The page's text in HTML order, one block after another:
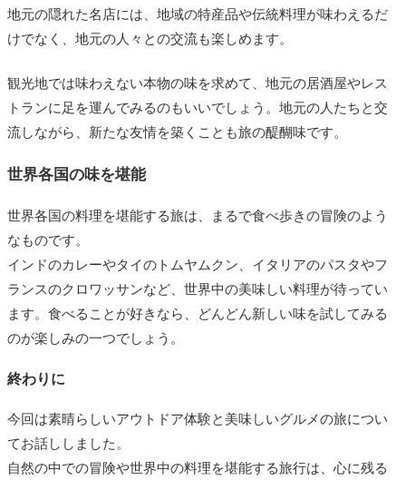
地元の隠れた名店には、地域の特産品や伝統料理が味わえるだ
けでなく、地元の人々との交流も楽しめます。
観光地では味わえない本物の味を求めて、地元の居酒屋やレス
トランに足を運んでみるのもいいでしょう。地元の人たちと交
流しながら、新たな友情を築くことも旅の醍醐味です。
世界各国の味を堪能
世界各国の料理を堪能する旅は、まるで食べ歩きの冒険のよう
なものです。
インドのカレーやタイのトムヤムクン、イタリアのパスタやフ
ランスのクロワッサンなど、世界中の美味しい料理が待ってい
ます。食べることが好きなら、どんどん新しい味を試してみる
のが楽しみの一つでしょう。
終わりに
今回は素晴らしいアウトドア体験と美味しいグルメの旅につい
てお話ししました。
自然の中での冒険や世界中の料理を堪能する旅行は、心に残る